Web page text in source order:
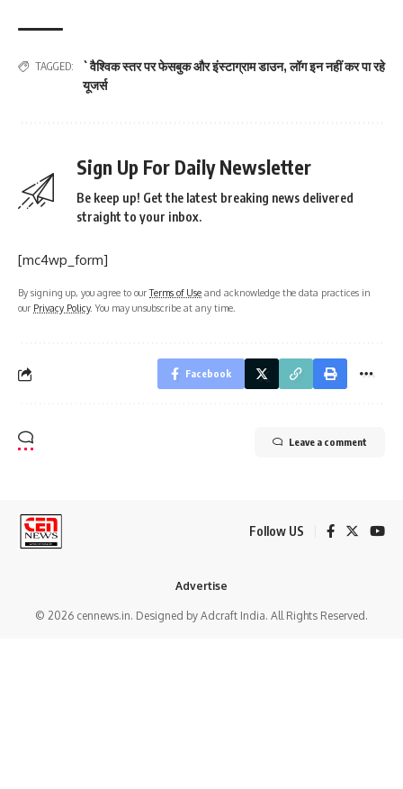
TAGGED: `वैश्विक स्तर पर फेसबुक और इंस्टाग्राम डाउन,लॉग इन नहीं कर पा रहे
यूजर्स
Sign Up For Daily Newsletter
Be keep up! Get the latest breaking news delivered
straight to your inbox.
[mc4wp_form]
By signing up, you agree to ourTerms of Use and acknowledge the data practices in
our Privacy Policy. You may unsubscribe at any time.
Facebook
Leave a comment
Follow US
© 2026 cennews.in. Designed by Adcraft India. All Rights Reserved.
Advertise